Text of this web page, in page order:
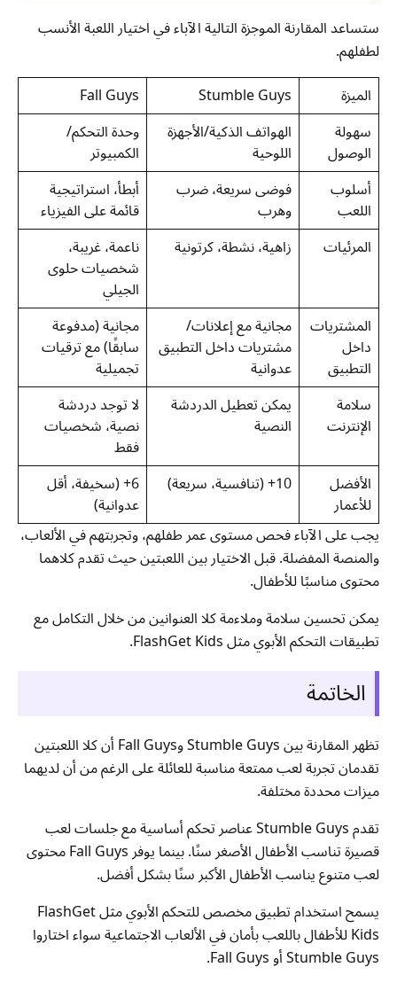
ستساعد المقارنة الموجزة التالية الآباء في اختيار اللعبة الأنسب
لطفلهم.
الميزة
Stumble Guys
Fall Guys
سهولة
الوصول
الهواتف الذكية/الأجهزة
اللوحية
وحدة التحكم/
الكمبيوتر
أسلوب
اللعب
فوضى سريعة، ضرب
وهرب
أبطأ، استراتيجية
قائمة على الفيزياء
المرئيات
زاهية، نشطة، كرتونية ناعمة، غريبة،
شخصيات حلوى
الجيلي
المشتريات
داخل
التطبيق
مجانية مع إعلانات/
مشتريات داخل التطبيق
عدوانية
مجانية (مدفوعة
سابقًا) مع ترقيات
تجميلية
سلامة
الإنترنت
يمكن تعطيل الدردشة
النصية
لا توجد دردشة
نصية، شخصيات
فقط
الأفضل
للأعمار
10+ (تنافسية، سريعة) 6+ (سخيفة، أقل
عدوانية)
يجب على الآباء فحص مستوى عمر طفلهم، وتجربتهم في الألعاب،
والمنصة المفضلة. قبل الاختيار بين اللعبتين حيث تقدم كلاهما
محتوى مناسبًا للأطفال.
يمكن تحسين سلامة وملاءمة كلا العنوانين من خلال التكامل مع
تطبيقات التحكم الأبوي مثل FlashGet Kids.
الخاتمة
تظهر المقارنة بين Stumble Guys وFall Guys أن كلا اللعبتين
تقدمان تجربة لعب ممتعة مناسبة للعائلة على الرغم من أن لديهما
ميزات محددة مختلفة.
تقدم Stumble Guys عناصر تحكم أساسية مع جلسات لعب
قصيرة تناسب الأطفال الأصغر سنًا. بينما يوفر Fall Guys محتوى
لعب متنوع يناسب الأطفال الأكبر سنًا بشكل أفضل.
يسمح استخدام تطبيق مخصص للتحكم الأبوي مثل FlashGet
Kids للأطفال باللعب بأمان في الألعاب الاجتماعية سواء اختاروا
Stumble Guys أو Fall Guys.